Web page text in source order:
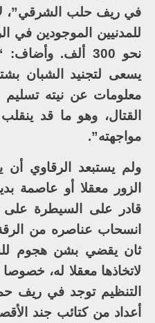
في ريف حلب الشرقي”،
للمدنيين الموجودين في
نحو 300 ألف.
يسعى لتجنيد الشبان
معلومات عن نيته
القتال، وهو ما قد
مواجهته”.
ولم يستبعد الرقاوي أن
الزور معقلا أو عاصمة
قادر على السيطرة
انسحاب عناصره من
ثان يقضي بشن هجوم
لاتخاذها معقلا له،
التنظيم توجد في ريف
أعداد من كتائب جند